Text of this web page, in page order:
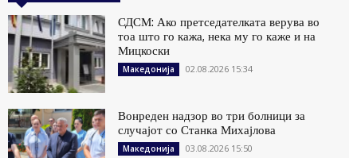
СДСМ: Ако претседателката верува во
тоа што го кажа, нека му го каже и на
Мицкоски
Македонија 02.08.2026 15:34
Вонреден надзор во три болници за
случајот со Станка Михајлова
Македонија 03.08.2026 15:50